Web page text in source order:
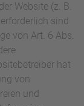
Website (z. B.
sind
von Art. 6 Abs.
hat
von
und